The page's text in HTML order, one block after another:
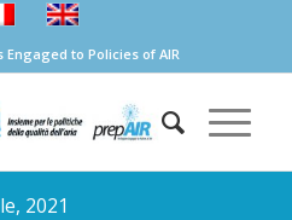
Engaged to Policies of AIR
2021